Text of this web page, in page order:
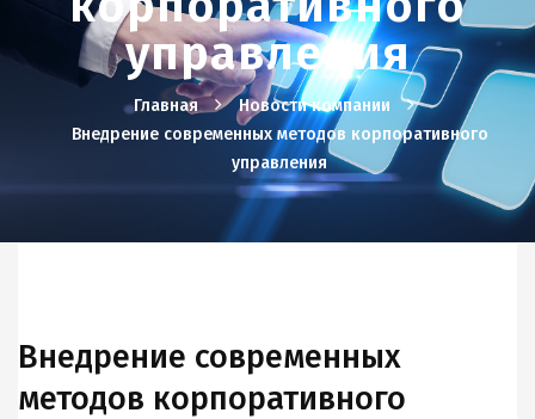
управления
Главная
Новости компании
Внедрение современных методов корпоративного
управления
Внедрение современных
методов корпоративного